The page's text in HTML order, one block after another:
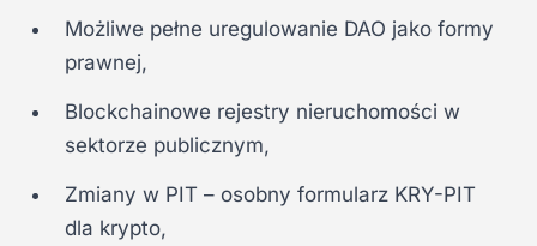
Możliwe pełne uregulowanie DAO jako formy
prawnej,
Blockchainowe rejestry nieruchomości w
sektorze publicznym,
Zmiany w PIT – osobny formularz KRY-PIT
dla krypto,